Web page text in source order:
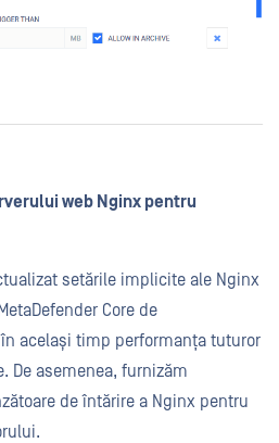
web Nginx pentru
setările implicite ale Nginx
Core de
același timp performanța tuturor
De asemenea, furnizăm
de întărire a Nginx pentru